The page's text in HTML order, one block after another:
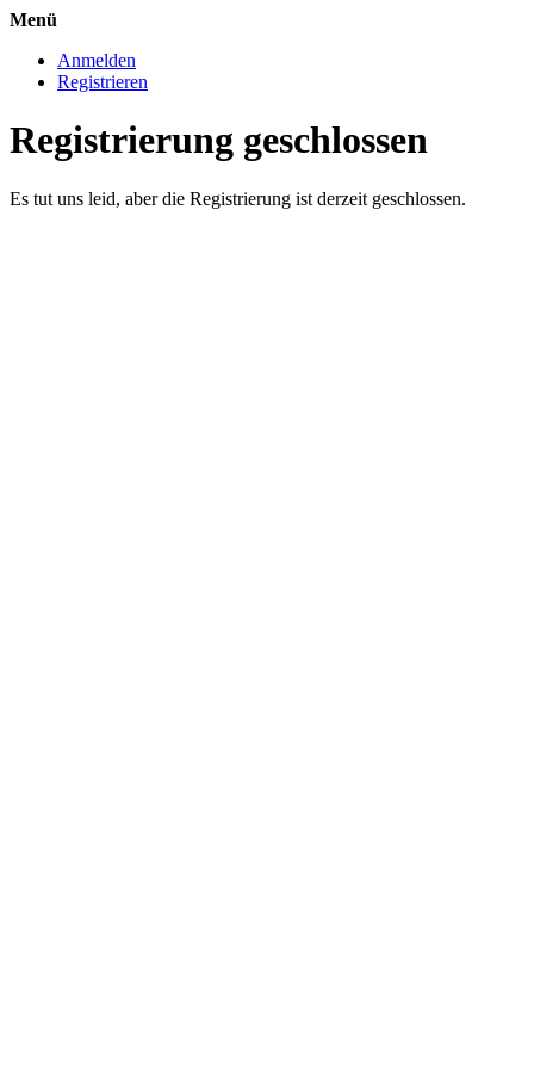
Menü
Anmelden
Registrieren
Registrierung geschlossen
Es tut uns leid, aber die Registrierung ist derzeit geschlossen.